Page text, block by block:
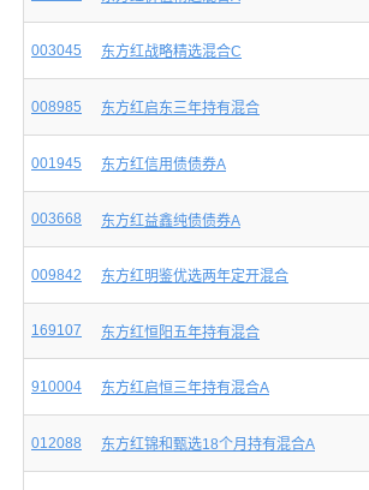
003045 东方红战略精选混合C
008985 东方红启东三年持有混合
001945 东方红信用债债券A
003668 东方红益鑫纯债债券A
009842 东方红明鉴优选两年定开混合
169107 东方红恒阳五年持有混合
910004 东方红启恒三年持有混合A
012088 东方红锦和甄选18个月持有混合A